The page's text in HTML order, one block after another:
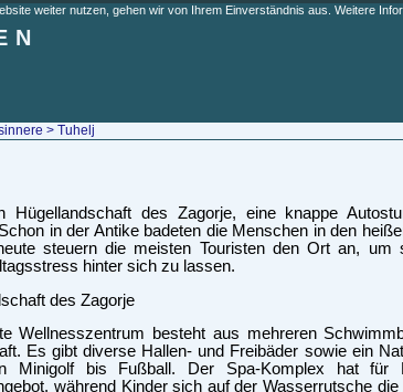
weiter nutzen, gehen wir von Ihrem Einverständnis aus. Weitere
> Tuhelj
Hügellandschaft des Zagorje, eine knappe
in der Antike badeten die Menschen in den
steuern die meisten Touristen den Ort an,
hinter sich zu lassen.
Wellnesszentrum besteht aus mehreren
Es gibt diverse Hallen- und Freibäder sowie ein
Minigolf bis Fußball. Der Spa-Komplex hat für
während Kinder sich auf der Wasserrutsche